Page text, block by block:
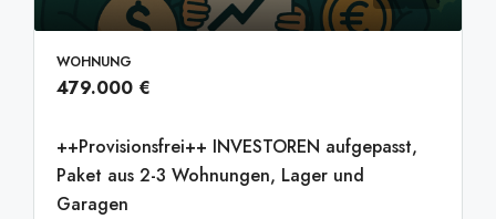
WOHNUNG
479.000 €
++Provisionsfrei++ INVESTOREN aufgepasst,
Paket aus 2-3 Wohnungen, Lager und
Garagen